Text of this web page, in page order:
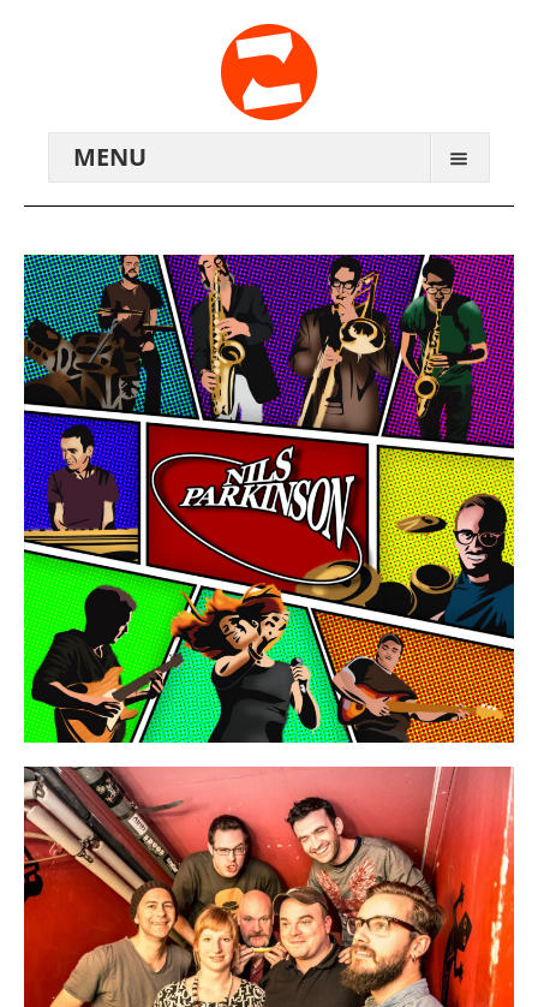
MENU
ARCHIV
WIR ÜBER UNS
ANREISE
KONTAKTE
ZENTRALWERK E.V.
GENOSSENSCHAFT
MIETER:INNEN
DER ORT UND SEINE GESCHICHTE
UNSER POLITISCHES SELBSTVERSTÄNDNIS
NACHHALTIGKEIT UND KLIMASCHUTZ
WE ARE MEMBERS OF TRANS EUROPE HALLES
BAUTAGEBUCH
VERMIETUNG
UNTERSTÜTZEN
NEWSLETTER